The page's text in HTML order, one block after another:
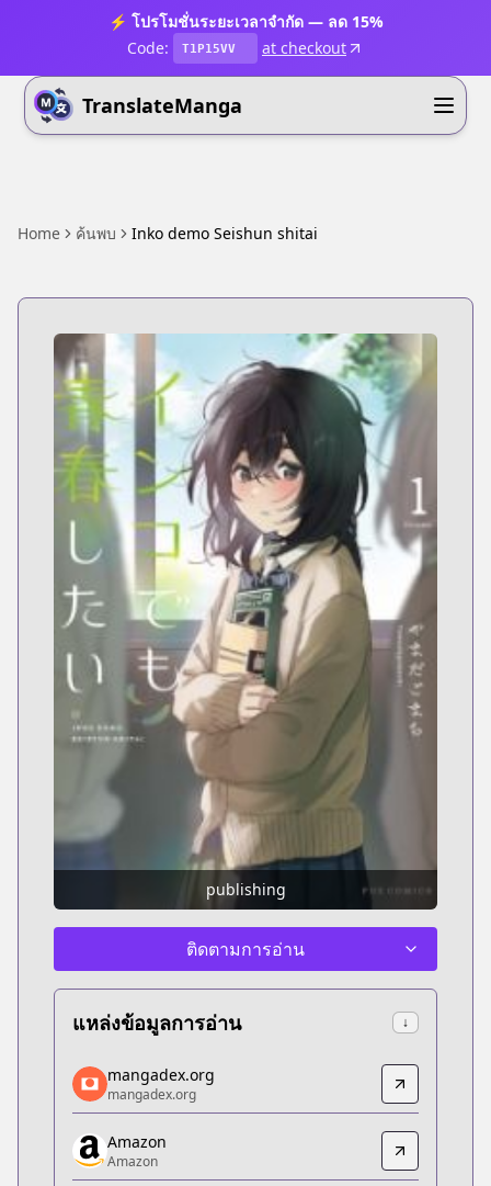
⚡ โปรโมชั่นระยะเวลาจำกัด — ลด 15%
Code:
T1P15VV at checkout
TranslateManga
Home ค้นพบ Inko demo Seishun shitai
publishing
ติดตามการอ่าน
แหล่งข้อมูลการอ่าน ↓
mangadex.org
mangadex.org
https://mangadex.org/title/cbb4cbf1-567d-48ac-
Amazon
Amazon
mangadex.org
mangadex.org
Amazon
Amazon